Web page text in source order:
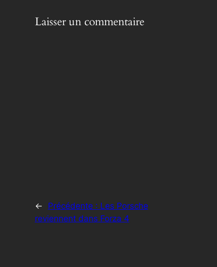
Laisser un commentaire
← Précédente : Les Porsche
reviennent dans Forza 4